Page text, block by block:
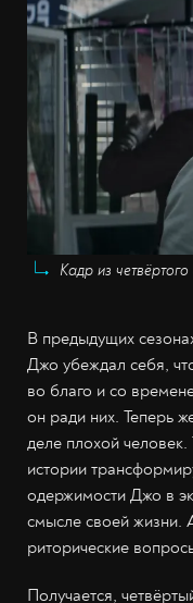
Кадр из
В предыдущих
Джо убеждал себя,
во благо и со
он ради них. Теперь
деле плохой человек.
истории
одержимости Джо в
смысле своей
риторические
Получается,